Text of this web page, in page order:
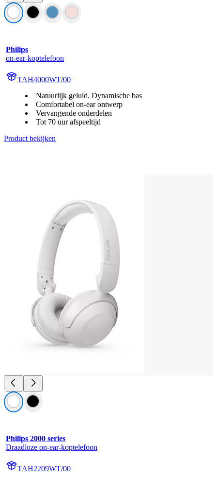
Philips
on-ear-koptelefoon
TAH4000WT/00
Natuurlijk geluid. Dynamische bas
Comfortabel on-ear ontwerp
Vervangende onderdelen
Tot 70 uur afspeeltijd
Product bekijken
Philips 2000 series
Draadloze on-ear-koptelefoon
TAH2209WT/00